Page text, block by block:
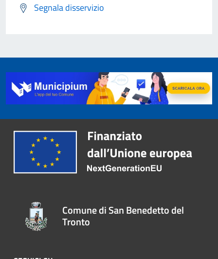
Segnala disservizio
Comune di San Benedetto del
Tronto